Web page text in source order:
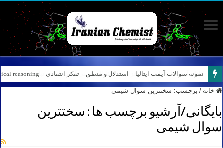
نمونه سوالات آیمت ایتالیا – استدلال و منطق – تفکر انتقادی – Logical reasoning – پارت ۸
کانال آیمت ایتالیا در نرم افزار بله – کانال شیمی آیمت استاد نباتی
خانه / برچسب: سختترین سوال شیمی
بایگانی/آرشیو برچسب ها : سختترین
سوال شیمی